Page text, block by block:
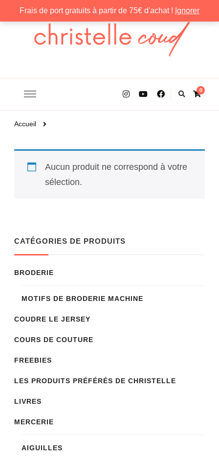
Frais de port gratuits à partir de 75€ d'achat ! Ignorer
0
Accueil
Aucun produit ne correspond à votre
sélection.
CATÉGORIES DE PRODUITS
BRODERIE
MOTIFS DE BRODERIE MACHINE
COUDRE LE JERSEY
COURS DE COUTURE
FREEBIES
LES PRODUITS PRÉFÉRÉS DE CHRISTELLE
LIVRES
MERCERIE
AIGUILLES